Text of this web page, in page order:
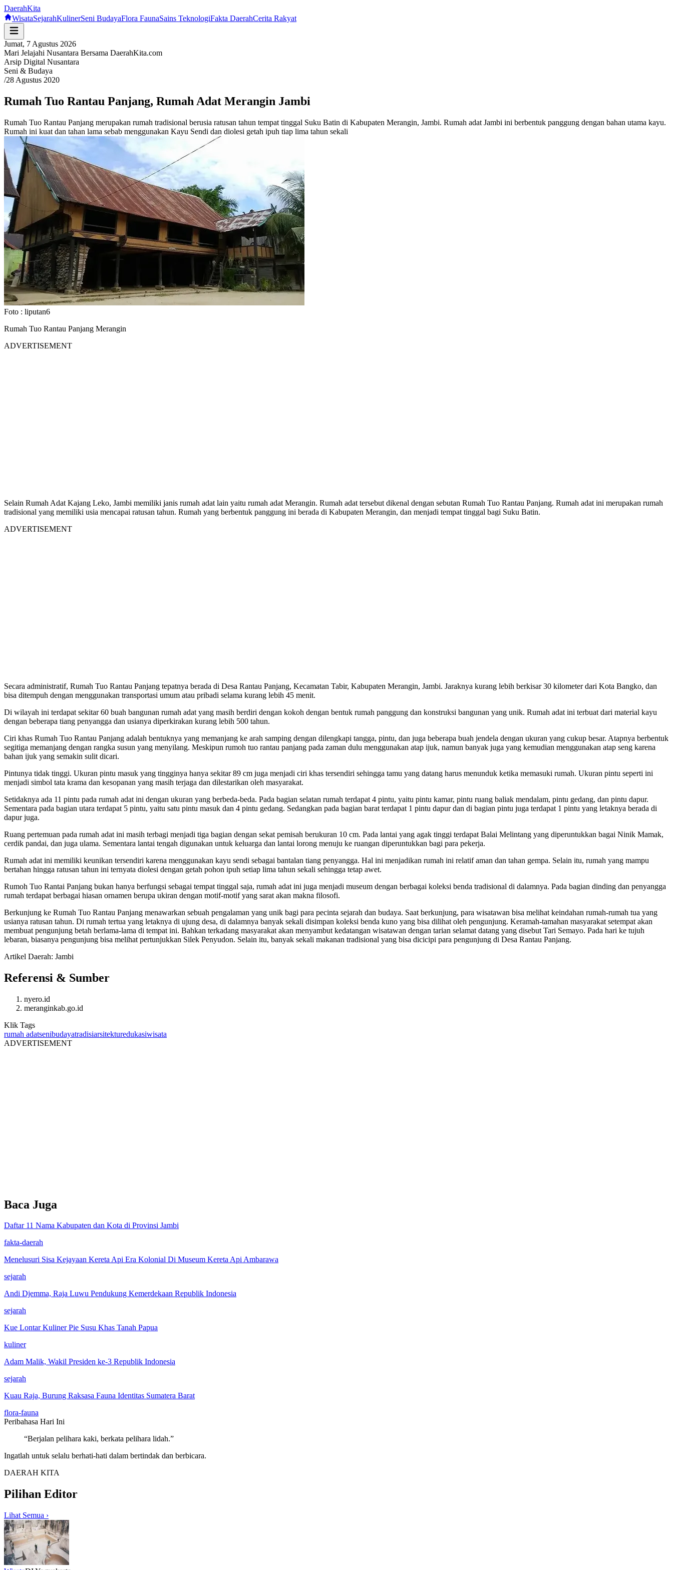
DaerahKita
WisataSejarahKulinerSeni BudayaFlora FaunaSains TeknologiFakta DaerahCerita Rakyat
Jumat, 7 Agustus 2026
Mari Jelajahi Nusantara Bersama DaerahKita.com
Arsip Digital Nusantara
Seni & Budaya
/28 Agustus 2020
Rumah Tuo Rantau Panjang, Rumah Adat Merangin Jambi
Rumah Tuo Rantau Panjang merupakan rumah tradisional berusia ratusan tahun tempat tinggal Suku Batin di Kabupaten Merangin, Jambi. Rumah adat Jambi ini berbentuk panggung dengan bahan utama kayu.
Rumah ini kuat dan tahan lama sebab menggunakan Kayu Sendi dan diolesi getah ipuh tiap lima tahun sekali
Foto : liputan6
Rumah Tuo Rantau Panjang Merangin
ADVERTISEMENT
Selain Rumah Adat Kajang Leko, Jambi memiliki janis rumah adat lain yaitu rumah adat Merangin. Rumah adat tersebut dikenal dengan sebutan Rumah Tuo Rantau Panjang. Rumah adat ini merupakan rumah
tradisional yang memiliki usia mencapai ratusan tahun. Rumah yang berbentuk panggung ini berada di Kabupaten Merangin, dan menjadi tempat tinggal bagi Suku Batin.
ADVERTISEMENT
Secara administratif, Rumah Tuo Rantau Panjang tepatnya berada di Desa Rantau Panjang, Kecamatan Tabir, Kabupaten Merangin, Jambi. Jaraknya kurang lebih berkisar 30 kilometer dari Kota Bangko, dan
bisa ditempuh dengan menggunakan transportasi umum atau pribadi selama kurang lebih 45 menit.
Di wilayah ini terdapat sekitar 60 buah bangunan rumah adat yang masih berdiri dengan kokoh dengan bentuk rumah panggung dan konstruksi bangunan yang unik. Rumah adat ini terbuat dari material kayu
dengan beberapa tiang penyangga dan usianya diperkirakan kurang lebih 500 tahun.
Ciri khas Rumah Tuo Rantau Panjang adalah bentuknya yang memanjang ke arah samping dengan dilengkapi tangga, pintu, dan juga beberapa buah jendela dengan ukuran yang cukup besar. Atapnya berbentuk
segitiga memanjang dengan rangka susun yang menyilang. Meskipun rumoh tuo rantau panjang pada zaman dulu menggunakan atap ijuk, namun banyak juga yang kemudian menggunakan atap seng karena
bahan ijuk yang semakin sulit dicari.
Pintunya tidak tinggi. Ukuran pintu masuk yang tingginya hanya sekitar 89 cm juga menjadi ciri khas tersendiri sehingga tamu yang datang harus menunduk ketika memasuki rumah. Ukuran pintu seperti ini
menjadi simbol tata krama dan kesopanan yang masih terjaga dan dilestarikan oleh masyarakat.
Setidaknya ada 11 pintu pada rumah adat ini dengan ukuran yang berbeda-beda. Pada bagian selatan rumah terdapat 4 pintu, yaitu pintu kamar, pintu ruang baliak mendalam, pintu gedang, dan pintu dapur.
Sementara pada bagian utara terdapat 5 pintu, yaitu satu pintu masuk dan 4 pintu gedang. Sedangkan pada bagian barat terdapat 1 pintu dapur dan di bagian pintu juga terdapat 1 pintu yang letaknya berada di
dapur juga.
Ruang pertemuan pada rumah adat ini masih terbagi menjadi tiga bagian dengan sekat pemisah berukuran 10 cm. Pada lantai yang agak tinggi terdapat Balai Melintang yang diperuntukkan bagai Ninik Mamak,
cerdik pandai, dan juga ulama. Sementara lantai tengah digunakan untuk keluarga dan lantai lorong menuju ke ruangan diperuntukkan bagi para pekerja.
Rumah adat ini memiliki keunikan tersendiri karena menggunakan kayu sendi sebagai bantalan tiang penyangga. Hal ini menjadikan rumah ini relatif aman dan tahan gempa. Selain itu, rumah yang mampu
bertahan hingga ratusan tahun ini ternyata diolesi dengan getah pohon ipuh setiap lima tahun sekali sehingga tetap awet.
Rumoh Tuo Rantai Panjang bukan hanya berfungsi sebagai tempat tinggal saja, rumah adat ini juga menjadi museum dengan berbagai koleksi benda tradisional di dalamnya. Pada bagian dinding dan penyangga
rumah terdapat berbagai hiasan ornamen berupa ukiran dengan motif-motif yang sarat akan makna filosofi.
Berkunjung ke Rumah Tuo Rantau Panjang menawarkan sebuah pengalaman yang unik bagi para pecinta sejarah dan budaya. Saat berkunjung, para wisatawan bisa melihat keindahan rumah-rumah tua yang
usianya ratusan tahun. Di rumah tertua yang letaknya di ujung desa, di dalamnya banyak sekali disimpan koleksi benda kuno yang bisa dilihat oleh pengunjung. Keramah-tamahan masyarakat setempat akan
membuat pengunjung betah berlama-lama di tempat ini. Bahkan terkadang masyarakat akan menyambut kedatangan wisatawan dengan tarian selamat datang yang disebut Tari Semayo. Pada hari ke tujuh
lebaran, biasanya pengunjung bisa melihat pertunjukkan Silek Penyudon. Selain itu, banyak sekali makanan tradisional yang bisa dicicipi para pengunjung di Desa Rantau Panjang.
Artikel Daerah: Jambi
Referensi & Sumber
nyero.id
meranginkab.go.id
Klik Tags
rumah adatsenibudayatradisiarsitekturedukasiwisata
ADVERTISEMENT
Baca Juga
Daftar 11 Nama Kabupaten dan Kota di Provinsi Jambi
fakta-daerah
Menelusuri Sisa Kejayaan Kereta Api Era Kolonial Di Museum Kereta Api Ambarawa
sejarah
Andi Djemma, Raja Luwu Pendukung Kemerdekaan Republik Indonesia
sejarah
Kue Lontar Kuliner Pie Susu Khas Tanah Papua
kuliner
Adam Malik, Wakil Presiden ke-3 Republik Indonesia
sejarah
Kuau Raja, Burung Raksasa Fauna Identitas Sumatera Barat
flora-fauna
Peribahasa Hari Ini
“Berjalan pelihara kaki, berkata pelihara lidah.”
Ingatlah untuk selalu berhati-hati dalam bertindak dan berbicara.
DAERAH KITA
Pilihan Editor
Lihat Semua ›